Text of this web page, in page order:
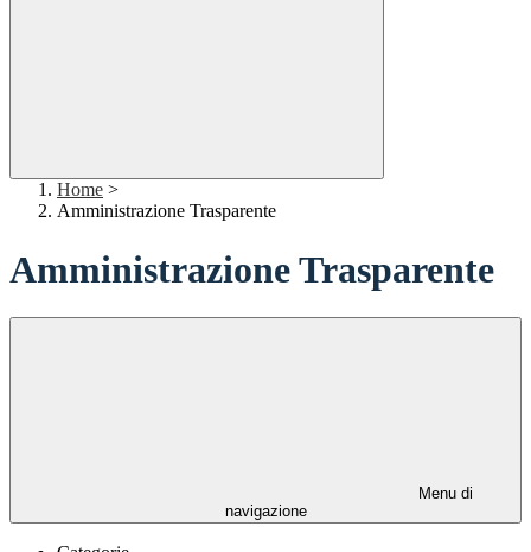
Home >
Amministrazione Trasparente
Amministrazione Trasparente
Menu di
navigazione